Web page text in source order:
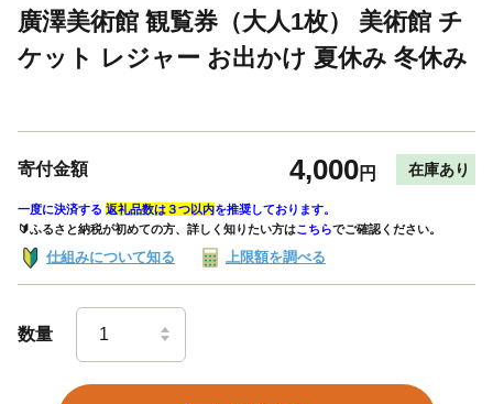
廣澤美術館 観覧券（大人1枚） 美術館 チ
ケット レジャー お出かけ 夏休み 冬休み
寄付金額 4,000円 在庫あり
一度に決済する 返礼品数は３つ以内を推奨しております。
🔰ふるさと納税が初めての方、詳しく知りたい方はこちらでご確認ください。
仕組みについて知る 上限額を調べる
数量